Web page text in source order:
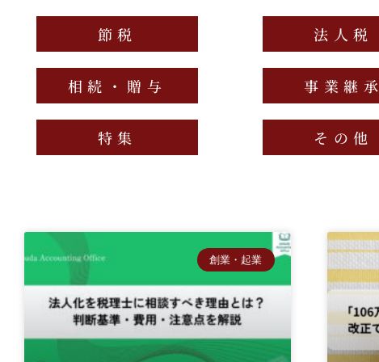
節税 法人税
相続・贈与 事業継承
特集 その他
創業・起業